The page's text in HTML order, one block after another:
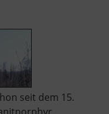
seit dem 15.